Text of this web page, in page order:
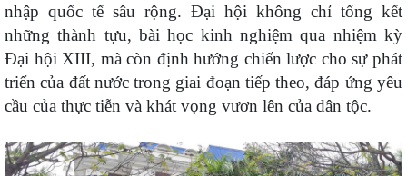
nhập quốc tế sâu rộng. Đại hội không chỉ tổng kết
những thành tựu, bài học kinh nghiệm qua nhiệm kỳ
Đại hội XIII, mà còn định hướng chiến lược cho sự phát
triển của đất nước trong giai đoạn tiếp theo, đáp ứng yêu
cầu của thực tiễn và khát vọng vươn lên của dân tộc.